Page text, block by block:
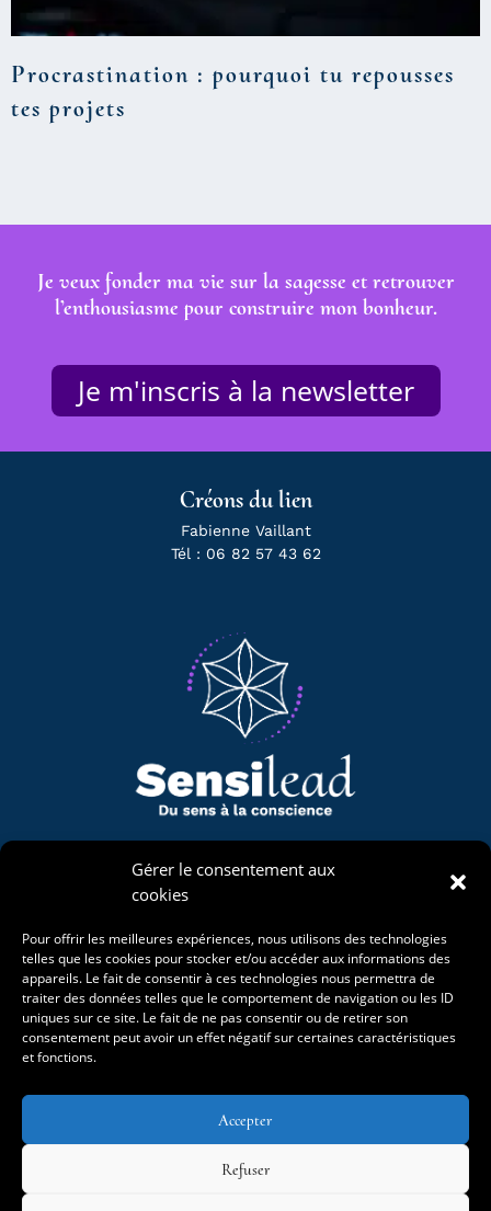
Gérer le consentement aux
cookies
Pour offrir les meilleures expériences, nous utilisons des technologies
telles que les cookies pour stocker et/ou accéder aux informations des
appareils. Le fait de consentir à ces technologies nous permettra de
traiter des données telles que le comportement de navigation ou les ID
uniques sur ce site. Le fait de ne pas consentir ou de retirer son
consentement peut avoir un effet négatif sur certaines caractéristiques
et fonctions.
Accepter
Refuser
Procrastination : pourquoi tu repousses
tes projets
Je veux fonder ma vie sur la sagesse et retrouver
l’enthousiasme pour construire mon bonheur.
Je m'inscris à la newsletter
Créons du lien
Fabienne Vaillant
Tél : 06 82 57 43 62
Naviguons
La Bergerie Étoilée
Projet de vie
Événements
Blog